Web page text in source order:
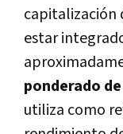
capitalización
estar
ponderado
utiliza como